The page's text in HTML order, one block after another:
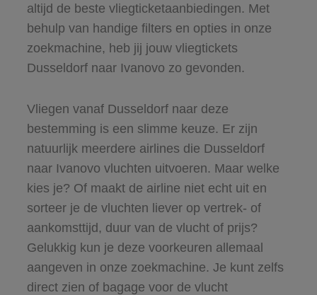
altijd de beste vliegticketaanbiedingen. Met
behulp van handige filters en opties in onze
zoekmachine, heb jij jouw vliegtickets
Dusseldorf naar Ivanovo zo gevonden.
Vliegen vanaf Dusseldorf naar deze
bestemming is een slimme keuze. Er zijn
natuurlijk meerdere airlines die Dusseldorf
naar Ivanovo vluchten uitvoeren. Maar welke
kies je? Of maakt de airline niet echt uit en
sorteer je de vluchten liever op vertrek- of
aankomsttijd, duur van de vlucht of prijs?
Gelukkig kun je deze voorkeuren allemaal
aangeven in onze zoekmachine. Je kunt zelfs
direct zien of bagage voor de vlucht